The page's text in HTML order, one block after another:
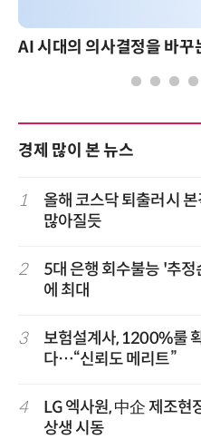
경제 많이 본 뉴스
1
올해 코스닥 퇴출러시
많아질듯
2
5대 은행 회수불능 '추
에 최대
3
보험설계사, 1200%룰
다…“신뢰도 메리트”
4
LG 엑사원, 中企 제조
상생 시동